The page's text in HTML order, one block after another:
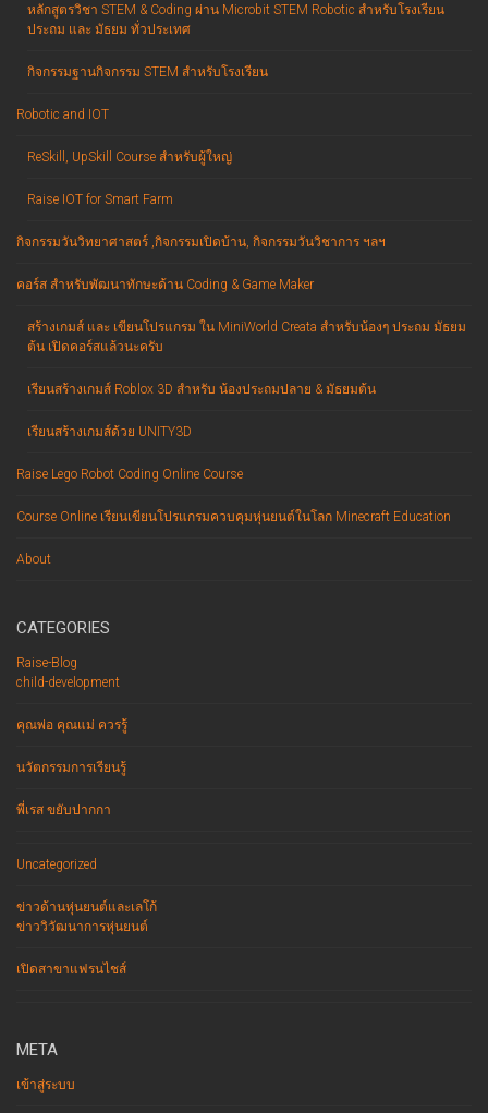
หลักสูตรวิชา STEM & Coding ผ่าน Microbit STEM Robotic สำหรับโรงเรียน
ประถม และ มัธยม ทั่วประเทศ
กิจกรรมฐานกิจกรรม STEM สำหรับโรงเรียน
Robotic and IOT
ReSkill, UpSkill Course สำหรับผู้ใหญ่
Raise IOT for Smart Farm
กิจกรรมวันวิทยาศาสตร์ ,กิจกรรมเปิดบ้าน, กิจกรรมวันวิชาการ ฯลฯ
คอร์ส สำหรับพัฒนาทักษะด้าน Coding & Game Maker
สร้างเกมส์ และ เขียนโปรแกรม ใน MiniWorld Creata สำหรับน้องๆ ประถม มัธยม
ต้น เปิดคอร์สแล้วนะครับ
เรียนสร้างเกมส์ Roblox 3D สำหรับ น้องประถมปลาย & มัธยมต้น
เรียนสร้างเกมส์ด้วย UNITY3D
Raise Lego Robot Coding Online Course
Course Online เรียนเขียนโปรแกรมควบคุมหุ่นยนต์ในโลก Minecraft Education
About
CATEGORIES
Raise-Blog
child-development
คุณพ่อ คุณแม่ ควรรู้
นวัตกรรมการเรียนรู้
พี่เรส ขยับปากกา
Uncategorized
ข่าวด้านหุ่นยนต์และเลโก้
ข่าววิวัฒนาการหุ่นยนต์
เปิดสาขาแฟรนไชส์
META
เข้าสู่ระบบ